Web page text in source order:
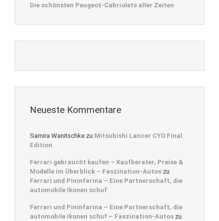
Die schönsten Peugeot-Cabriolets aller Zeiten
Neueste Kommentare
Samira Wanitschke zu Mitsubishi Lancer CYO Final
Edition
Ferrari gebraucht kaufen – Kaufberater, Preise &
Modelle im Überblick – Faszination-Autos zu
Ferrari und Pininfarina – Eine Partnerschaft, die
automobile Ikonen schuf
Ferrari und Pininfarina – Eine Partnerschaft, die
automobile Ikonen schuf – Faszination-Autos zu